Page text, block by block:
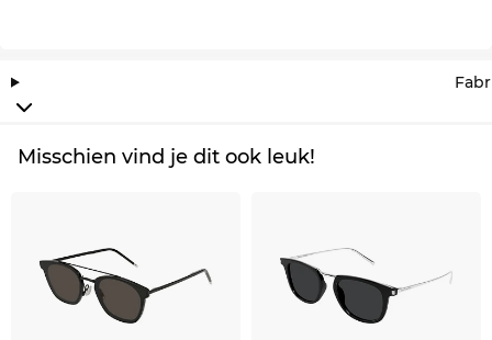
Misschien vind je dit ook leuk!